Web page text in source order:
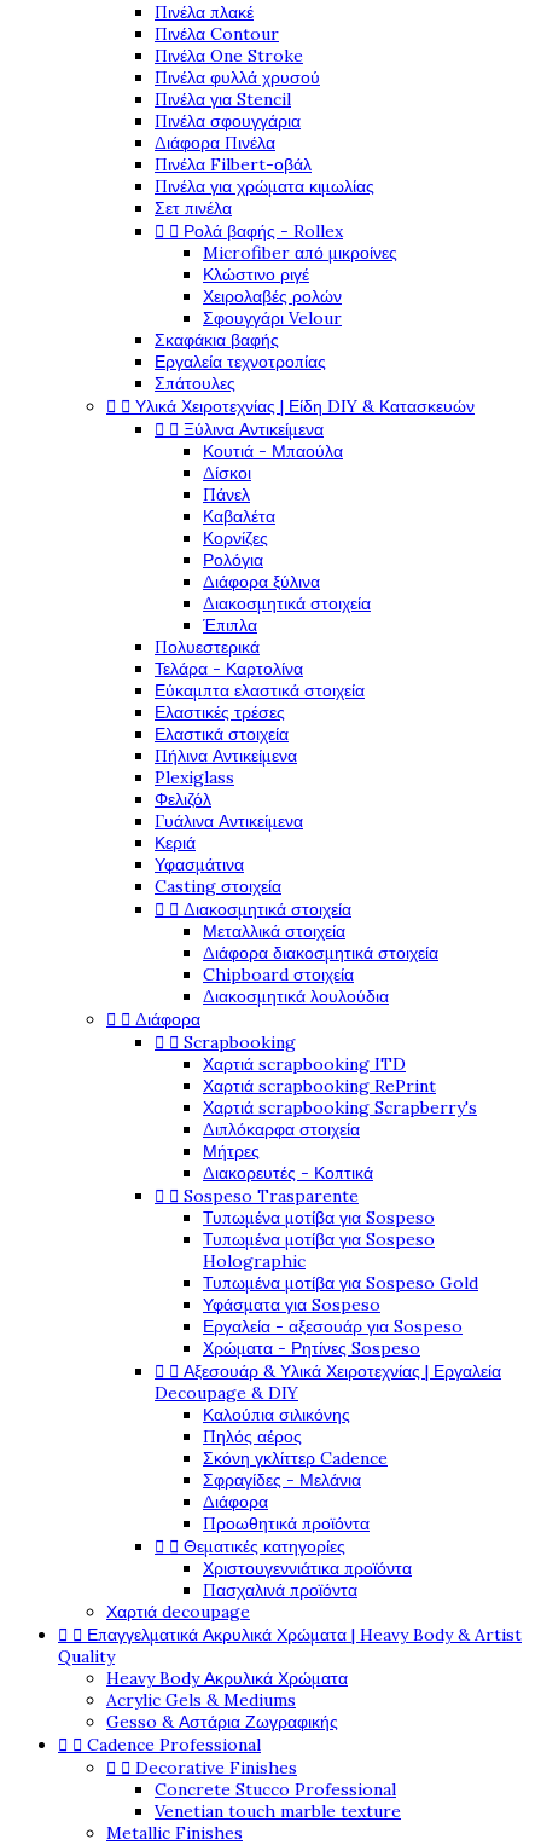
Πινέλα πλακέ
Πινέλα Contour
Πινέλα One Stroke
Πινέλα φυλλά χρυσού
Πινέλα για Stencil
Πινέλα σφουγγάρια
Διάφορα Πινέλα
Πινέλα Filbert-οβάλ
Πινέλα για χρώματα κιμωλίας
Σετ πινέλα
  Ρολά βαφής - Rollex
Microfiber από μικροίνες
Κλώστινο ριγέ
Χειρολαβές ρολών
Σφουγγάρι Velour
Σκαφάκια βαφής
Εργαλεία τεχνοτροπίας
Σπάτουλες
  Υλικά Χειροτεχνίας | Είδη DIY & Κατασκευών
  Ξύλινα Αντικείμενα
Κουτιά - Μπαούλα
Δίσκοι
Πάνελ
Καβαλέτα
Κορνίζες
Ρολόγια
Διάφορα ξύλινα
Διακοσμητικά στοιχεία
Έπιπλα
Πολυεστερικά
Τελάρα - Καρτολίνα
Εύκαμπτα ελαστικά στοιχεία
Ελαστικές τρέσες
Ελαστικά στοιχεία
Πήλινα Αντικείμενα
Plexiglass
Φελιζόλ
Γυάλινα Αντικείμενα
Κεριά
Υφασμάτινα
Casting στοιχεία
  Διακοσμητικά στοιχεία
Μεταλλικά στοιχεία
Διάφορα διακοσμητικά στοιχεία
Chipboard στοιχεία
Διακοσμητικά λουλούδια
  Διάφορα
  Scrapbooking
Χαρτιά scrapbooking ITD
Χαρτιά scrapbooking RePrint
Χαρτιά scrapbooking Scrapberry's
Διπλόκαρφα στοιχεία
Μήτρες
Διακορευτές - Κοπτικά
  Sospeso Trasparente
Τυπωμένα μοτίβα για Sospeso
Τυπωμένα μοτίβα για Sospeso
Holographic
Τυπωμένα μοτίβα για Sospeso Gold
Υφάσματα για Sospeso
Εργαλεία - αξεσουάρ για Sospeso
Χρώματα - Ρητίνες Sospeso
  Αξεσουάρ & Υλικά Χειροτεχνίας | Εργαλεία
Decoupage & DIY
Καλούπια σιλικόνης
Πηλός αέρος
Σκόνη γκλίττερ Cadence
Σφραγίδες - Μελάνια
Διάφορα
Προωθητικά προϊόντα
  Θεματικές κατηγορίες
Χριστουγεννιάτικα προϊόντα
Πασχαλινά προϊόντα
Χαρτιά decoupage
  Επαγγελματικά Ακρυλικά Χρώματα | Heavy Body & Artist
Quality
Heavy Body Ακρυλικά Χρώματα
Acrylic Gels & Mediums
Gesso & Αστάρια Ζωγραφικής
  Cadence Professional
  Decorative Finishes
Concrete Stucco Professional
Venetian touch marble texture
Metallic Finishes